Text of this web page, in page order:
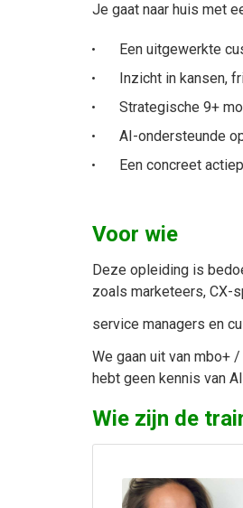
Je gaat naar huis met
Een uitgewerkte
Inzicht in kansen,
Strategische 9+
AI-ondersteunde
Een concreet
Voor wie
Deze opleiding is
zoals marketeers, CX-
service managers en
We gaan uit van mbo+
hebt geen kennis van
Wie zijn de